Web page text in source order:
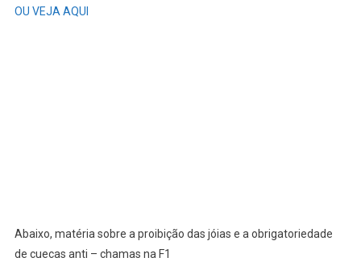
OU VEJA AQUI
Abaixo, matéria sobre a proibição das jóias e a obrigatoriedade
de cuecas anti – chamas na F1